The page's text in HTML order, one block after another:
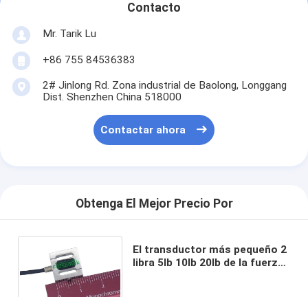
Contacto
Mr. Tarik Lu
+86 755 84536383
2# Jinlong Rd. Zona industrial de Baolong, Longgang
Dist. Shenzhen China 518000
Contactar ahora
Obtenga El Mejor Precio Por
El transductor más pequeño 2
libra 5lb 10lb 20lb de la fuerza